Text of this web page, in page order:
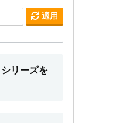
適用
リーズを